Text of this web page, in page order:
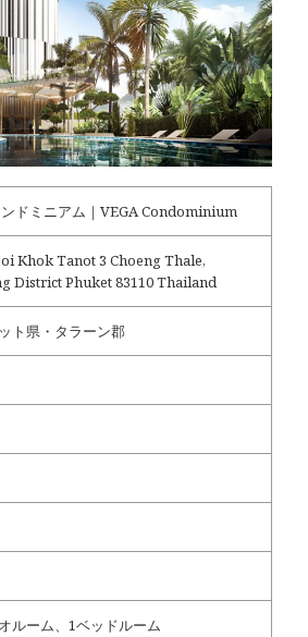
ドミニアム｜VEGA Condominium
Khok Tanot 3 Choeng Thale,
District Phuket 83110 Thailand
ト県・タラーン郡
ルーム、1ベッドルーム